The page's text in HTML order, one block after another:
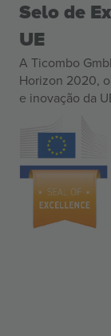
Selo de
UE
A Ticombo
Horizon 2020,
e inovação da